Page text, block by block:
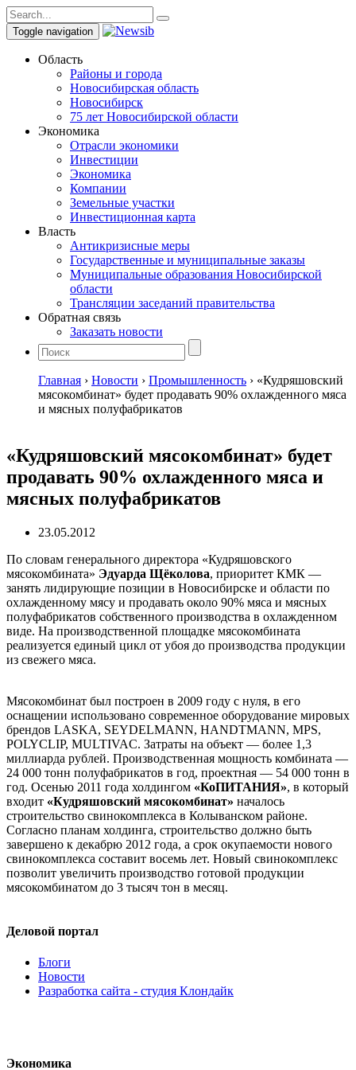
Toggle navigation
Область
Районы и города
Новосибирская область
Новосибирск
75 лет Новосибирской области
Экономика
Отрасли экономики
Инвестиции
Экономика
Компании
Земельные участки
Инвестиционная карта
Власть
Антикризисные меры
Государственные и муниципальные заказы
Муниципальные образования Новосибирской
области
Трансляции заседаний правительства
Обратная связь
Заказать новости
Главная › Новости › Промышленность › «Кудряшовский
мясокомбинат» будет продавать 90% охлажденного мяса
и мясных полуфабрикатов
«Кудряшовский мясокомбинат» будет
продавать 90% охлажденного мяса и
мясных полуфабрикатов
23.05.2012
По словам генерального директора «Кудряшовского
мясокомбината» Эдуарда Щёколова, приоритет КМК —
занять лидирующие позиции в Новосибирске и области по
охлажденному мясу и продавать около 90% мяса и мясных
полуфабрикатов собственного производства в охлажденном
виде. На производственной площадке мясокомбината
реализуется единый цикл от убоя до производства продукции
из свежего мяса.
Мясокомбинат был построен в 2009 году с нуля, в его
оснащении использовано современное оборудование мировых
брендов LASKA, SEYDELMANN, HANDTMANN, MPS,
POLYCLIP, MULTIVAC. Затраты на объект — более 1,3
миллиарда рублей. Производственная мощность комбината —
24 000 тонн полуфабрикатов в год, проектная — 54 000 тонн в
год. Осенью 2011 года холдингом «КоПИТАНИЯ», в который
входит «Кудряшовский мясокомбинат» началось
строительство свинокомплекса в Колыванском районе.
Согласно планам холдинга, строительство должно быть
завершено к декабрю 2012 года, а срок окупаемости нового
свинокомплекса составит восемь лет. Новый свинокомплекс
позволит увеличить производство готовой продукции
мясокомбинатом до 3 тысяч тон в месяц.
Деловой портал
Блоги
Новости
Разработка сайта - студия Клондайк
Экономика